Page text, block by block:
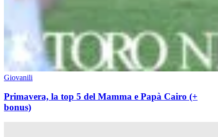
Giovanili
Primavera, la top 5 del Mamma e Papà Cairo (+
bonus)